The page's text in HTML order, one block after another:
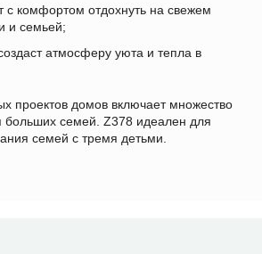
с комфортом отдохнуть на свежем
и семьей;
атмосферу уюта и тепла в
проектов домов включает множество
больших семей. Z378 идеален для
семей с тремя детьми.